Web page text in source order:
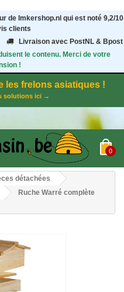
de Imkershop.nl qui est noté 9,2/10
clients
Livraison avec PostNL & Bpost
le contenu. Merci de votre
!
les frelons asiatiques !
solutions ici →
0
détachées
Ruche Warré complète